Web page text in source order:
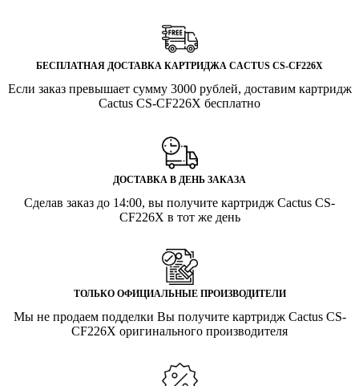
БЕСПЛАТНАЯ ДОСТАВКА КАРТРИДЖА CACTUS CS-CF226X
Если заказ превышает сумму 3000 рублей, доставим картридж
Cactus CS-CF226X бесплатно
ДОСТАВКА В ДЕНЬ ЗАКАЗА
Сделав заказ до 14:00, вы получите картридж Cactus CS-
CF226X в тот же день
ТОЛЬКО ОФИЦИАЛЬНЫЕ ПРОИЗВОДИТЕЛИ
Мы не продаем подделки Вы получите картридж Cactus CS-
CF226X оригинального производителя